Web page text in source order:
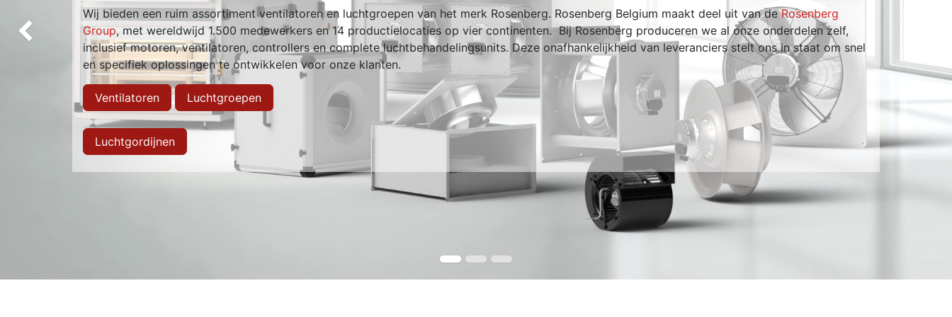
Wij bieden een ruim assortiment ventilatoren en luchtgroepen van het merk Rosenberg. Rosenberg Belgium maakt deel uit van deRosenberg
Group, met wereldwijd 1.500 medewerkers en 14 productielocaties op vier continenten. Bij Rosenberg produceren we al onze onderdelen zelf,
inclusief motoren, ventilatoren, controllers en complete luchtbehandelingsunits. Deze onafhankelijkheid van leveranciers stelt ons in staat om snel
en specifiek oplossingen te ontwikkelen voor onze klanten.
Ventilatoren Luchtgroepen
Luchtgordijnen
Vorige